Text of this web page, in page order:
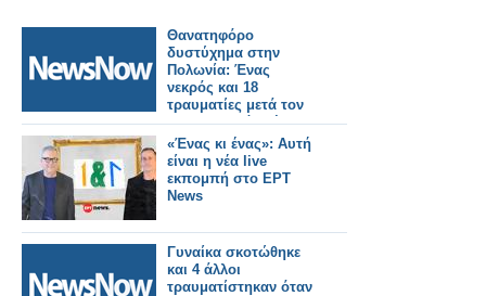
Θανατηφόρο
δυστύχημα στην
Πολωνία: Ένας
νεκρός και 18
τραυματίες μετά τον
εκτροχιασμό τρένου.
«Ένας κι ένας»: Αυτή
είναι η νέα live
εκπομπή στο ΕΡΤ
News
Γυναίκα σκοτώθηκε
και 4 άλλοι
τραυματίστηκαν όταν